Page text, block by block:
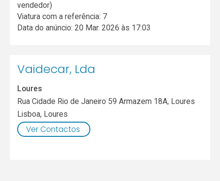
vendedor)
Viatura com a referência: 7
Data do anúncio: 20 Mar. 2026 às 17:03
Vaidecar, Lda
Loures
Rua Cidade Rio de Janeiro 59 Armazem 18A, Loures
Lisboa, Loures
Ver Contactos